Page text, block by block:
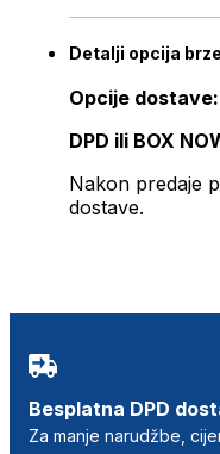
Detalji opcija
Opcije dostave:
DPD ili BOX
Nakon predaje
dostave.
Besplatna DPD
Za manje narudžbe,